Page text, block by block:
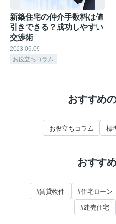
新築住宅の仲介手数料は値
引きできる？成功しやすい
交渉術
2023.06.09
お役立ちコラム
おすすめ
お役立ちコラム 標
おすす
#賃貸物件 #住宅ローン
#建売住宅